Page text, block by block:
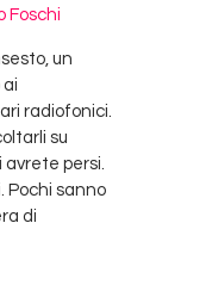
Foschi
un
radiofonici.
su
avrete persi.
Pochi sanno
di